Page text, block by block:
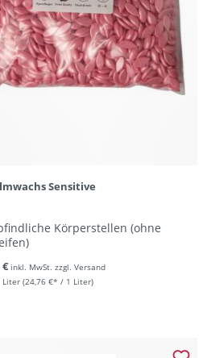
Sensitive
Körperstellen (ohne
Liter (24,76 €* / 1 Liter)
€ inkl. MwSt. zzgl. Versand